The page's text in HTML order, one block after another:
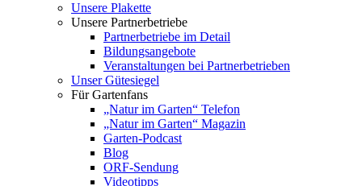
Unsere Plakette
Unsere Partnerbetriebe
Partnerbetriebe im Detail
Bildungsangebote
Veranstaltungen bei Partnerbetrieben
Unser Gütesiegel
Für Gartenfans
„Natur im Garten“ Telefon
„Natur im Garten“ Magazin
Garten-Podcast
Blog
ORF-Sendung
Videotipps